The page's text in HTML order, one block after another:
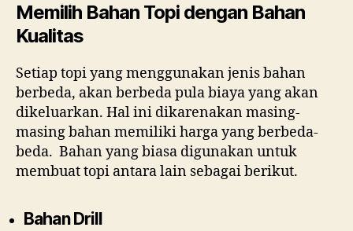
Memilih Bahan Topi dengan Bahan
Kualitas
Setiap topi yang menggunakan jenis bahan
berbeda, akan berbeda pula biaya yang akan
dikeluarkan. Hal ini dikarenakan masing-
masing bahan memiliki harga yang berbeda-
beda. Bahan yang biasa digunakan untuk
membuat topi antara lain sebagai berikut.
Bahan Drill